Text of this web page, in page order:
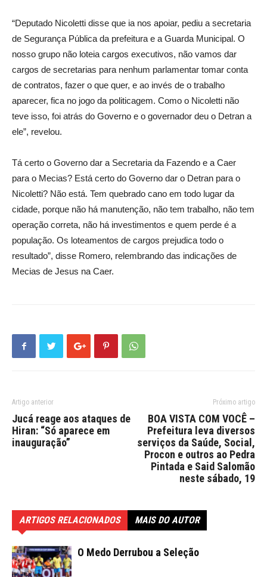
“Deputado Nicoletti disse que ia nos apoiar, pediu a secretaria
de Segurança Pública da prefeitura e a Guarda Municipal. O
nosso grupo não loteia cargos executivos, não vamos dar
cargos de secretarias para nenhum parlamentar tomar conta
de contratos, fazer o que quer, e ao invés de o trabalho
aparecer, fica no jogo da politicagem. Como o Nicoletti não
teve isso, foi atrás do Governo e o governador deu o Detran a
ele”, revelou.
Tá certo o Governo dar a Secretaria da Fazendo e a Caer
para o Mecias? Está certo do Governo dar o Detran para o
Nicoletti? Não está. Tem quebrado cano em todo lugar da
cidade, porque não há manutenção, não tem trabalho, não tem
operação correta, não há investimentos e quem perde é a
população. Os loteamentos de cargos prejudica todo o
resultado”, disse Romero, relembrando das indicações de
Mecias de Jesus na Caer.
Artigo anterior
Jucá reage aos ataques de
Hiran: “Só aparece em
inauguração”
Próximo artigo
BOA VISTA COM VOCÊ –
Prefeitura leva diversos
serviços da Saúde, Social,
Procon e outros ao Pedra
Pintada e Said Salomão
neste sábado, 19
ARTIGOS RELACIONADOS MAIS DO AUTOR
O Medo Derrubou a Seleção